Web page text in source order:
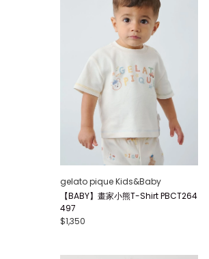
gelato pique Kids&Baby
【BABY】畫家小熊T-Shirt PBCT264
497
$1,350